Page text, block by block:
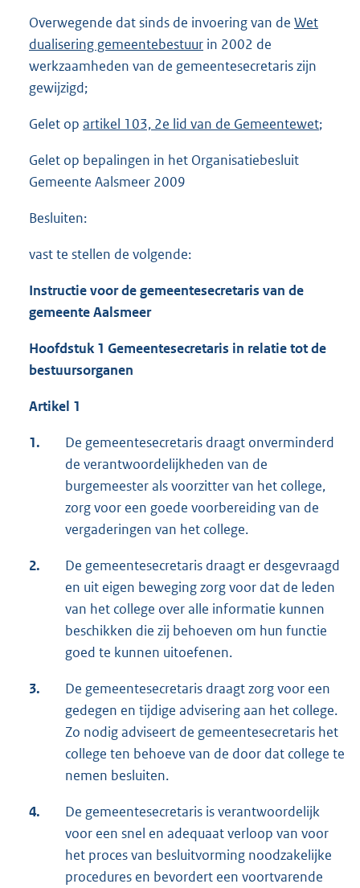
Overwegende dat sinds de invoering van de Wet
dualisering gemeentebestuur in 2002 de
werkzaamheden van de gemeentesecretaris zijn
gewijzigd;
Gelet op artikel 103, 2e lid van de Gemeentewet;
Gelet op bepalingen in het Organisatiebesluit
Gemeente Aalsmeer 2009
Besluiten:
vast te stellen de volgende:
Instructie voor de gemeentesecretaris van de
gemeente Aalsmeer
Hoofdstuk 1 Gemeentesecretaris in relatie tot de
bestuursorganen
Artikel 1
1.
De gemeentesecretaris draagt onverminderd
de verantwoordelijkheden van de
burgemeester als voorzitter van het college,
zorg voor een goede voorbereiding van de
vergaderingen van het college.
2.
De gemeentesecretaris draagt er desgevraagd
en uit eigen beweging zorg voor dat de leden
van het college over alle informatie kunnen
beschikken die zij behoeven om hun functie
goed te kunnen uitoefenen.
3.
De gemeentesecretaris draagt zorg voor een
gedegen en tijdige advisering aan het college.
Zo nodig adviseert de gemeentesecretaris het
college ten behoeve van de door dat college te
nemen besluiten.
4.
De gemeentesecretaris is verantwoordelijk
voor een snel en adequaat verloop van voor
het proces van besluitvorming noodzakelijke
procedures en bevordert een voortvarende